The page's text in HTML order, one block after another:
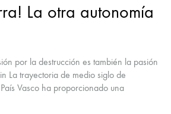
La otra autonomía
por la destrucción es también la pasión
La trayectoria de medio siglo de
Vasco ha proporcionado una